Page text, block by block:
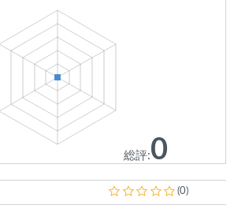
総評:0
(0)